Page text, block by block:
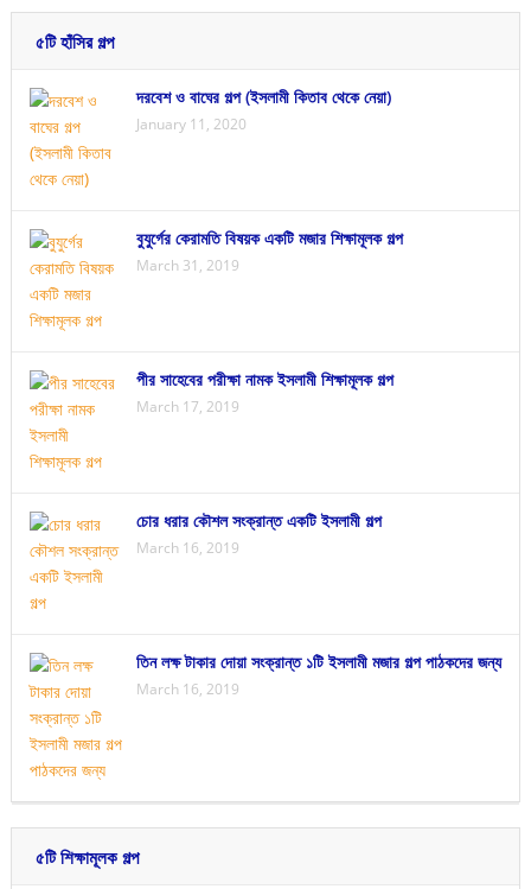
৫টি হাঁসির গল্প
দরবেশ ও বাঘের গল্প (ইসলামী কিতাব থেকে নেয়া)
January 11, 2020
বুযুর্গের কেরামতি বিষয়ক একটি মজার শিক্ষামূলক গল্প
March 31, 2019
পীর সাহেবের পরীক্ষা নামক ইসলামী শিক্ষামূলক গল্প
March 17, 2019
চোর ধরার কৌশল সংক্রান্ত একটি ইসলামী গল্প
March 16, 2019
তিন লক্ষ টাকার দোয়া সংক্রান্ত ১টি ইসলামী মজার গল্প পাঠকদের জন্য
March 16, 2019
৫টি শিক্ষামূলক গল্প